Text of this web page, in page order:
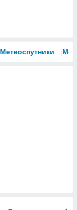
Метеоспутники